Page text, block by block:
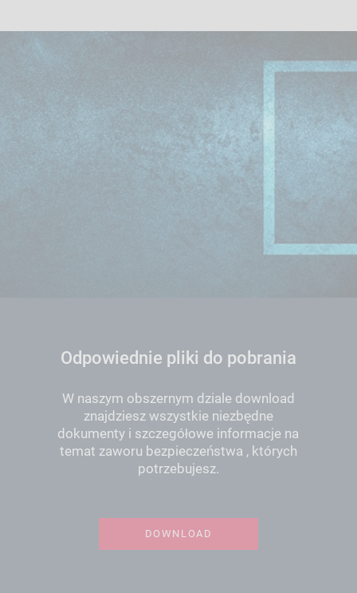
Odpowiednie pliki do pobrania
W naszym obszernym dziale download
znajdziesz wszystkie niezbędne
dokumenty i szczegółowe informacje na
temat zaworu bezpieczeństwa , których
potrzebujesz.
DOWNLOAD